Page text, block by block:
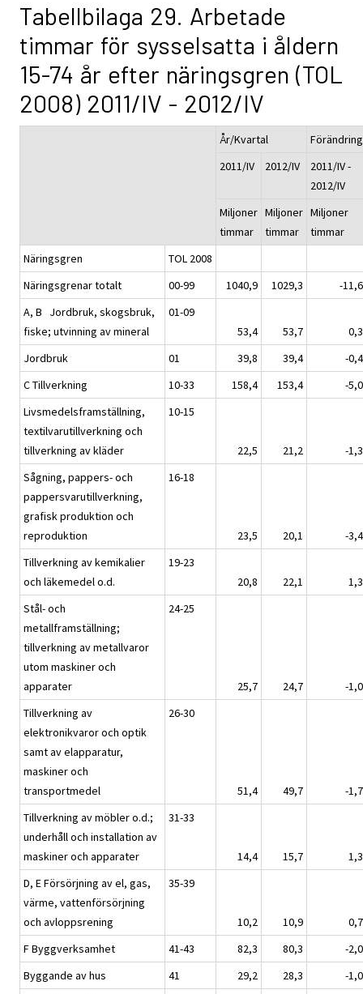
Tabellbilaga 29. Arbetade
timmar för sysselsatta i åldern
15-74 år efter näringsgren (TOL
2008) 2011/IV - 2012/IV
År/Kvartal
Förändring
2011/IV
2012/IV
2011/IV -
2012/IV
Miljoner
timmar
Miljoner
timmar
Miljoner
timmar
Näringsgren
TOL 2008
Näringsgrenar totalt
00-99 1040,9 1029,3
-11,6
A, B Jordbruk, skogsbruk,
fiske; utvinning av mineral
01-09
53,4
53,7
0,3
Jordbruk
01 39,8 39,4
-0,4
C Tillverkning
10-33 158,4 153,4
-5,0
Livsmedelsframställning,
textilvarutillverkning och
tillverkning av kläder
10-15
22,5 21,2
-1,3
Sågning, pappers- och
pappersvarutillverkning,
grafisk produktion och
reproduktion
16-18
23,5 20,1
-3,4
Tillverkning av kemikalier
och läkemedel o.d.
19-23
20,8
22,1
1,3
Stål- och
metallframställning;
tillverkning av metallvaror
utom maskiner och
apparater
24-25
25,7 24,7
-1,0
Tillverkning av
elektronikvaror och optik
samt av elapparatur,
maskiner och
transportmedel
26-30
51,4 49,7
-1,7
Tillverkning av möbler o.d.;
underhåll och installation av
maskiner och apparater
31-33
14,4 15,7
1,3
D, E Försörjning av el, gas,
värme, vattenförsörjning
och avloppsrening
35-39
10,2 10,9
0,7
F Byggverksamhet
41-43 82,3 80,3
-2,0
Byggande av hus
41 29,2 28,3
-1,0